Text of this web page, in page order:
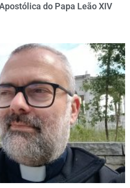
do Papa Leão XIV